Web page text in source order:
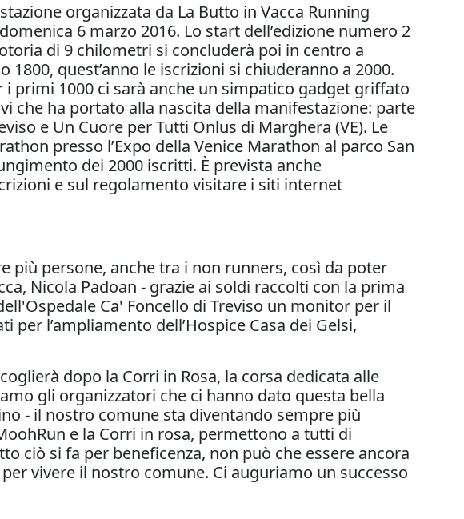
organizzata da La Butto in Vacca Running
6 marzo 2016. Lo start dell’edizione numero 2
di 9 chilometri si concluderà poi in centro a
quest’anno le iscrizioni si chiuderanno a 2000.
primi 1000 ci sarà anche un simpatico gadget griffato
che ha portato alla nascita della manifestazione: parte
e Un Cuore per Tutti Onlus di Marghera (VE). Le
presso l’Expo della Venice Marathon al parco San
dei 2000 iscritti. È prevista anche
e sul regolamento visitare i siti internet
più persone, anche tra i non runners, così da poter
Nicola Padoan - grazie ai soldi raccolti con la prima
Ca' Foncello di Treviso un monitor per il
l’ampliamento dell’Hospice Casa dei Gelsi,
dopo la Corri in Rosa, la corsa dedicata alle
gli organizzatori che ci hanno dato questa bella
- il nostro comune sta diventando sempre più
e la Corri in rosa, permettono a tutti di
ciò si fa per beneficenza, non può che essere ancora
vivere il nostro comune. Ci auguriamo un successo